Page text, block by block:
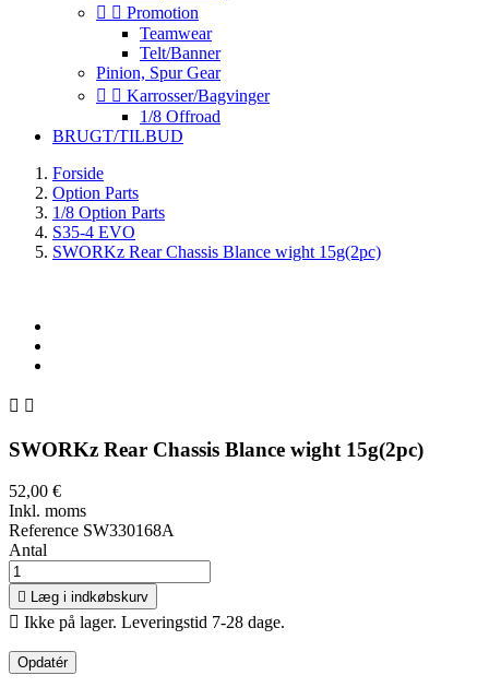
  Promotion
Teamwear
Telt/Banner
Pinion, Spur Gear
  Karrosser/Bagvinger
1/8 Offroad
BRUGT/TILBUD
Forside
Option Parts
1/8 Option Parts
S35-4 EVO
SWORKz Rear Chassis Blance wight 15g(2pc)
 
SWORKz Rear Chassis Blance wight 15g(2pc)
52,00 €
Inkl. moms
Reference SW330168A
Antal
 Læg i indkøbskurv
 Ikke på lager. Leveringstid 7-28 dage.